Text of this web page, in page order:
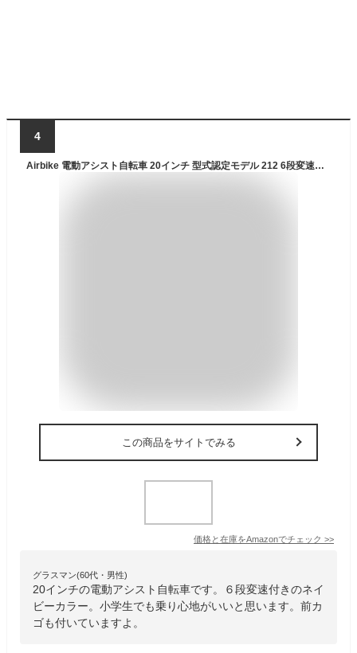
4
Airbike 電動アシスト自転車 20インチ 型式認定モデル 212 6段変速機付 (ネイビー)
この商品をサイトでみる
価格と在庫をAmazonでチェック >>
グラスマン(60代・男性)
20インチの電動アシスト自転車です。６段変速付きのネイ
ビーカラー。小学生でも乗り心地がいいと思います。前カ
ゴも付いていますよ。